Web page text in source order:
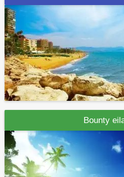
Bounty